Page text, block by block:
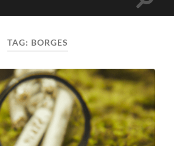
Toggle
TAG: BORGES